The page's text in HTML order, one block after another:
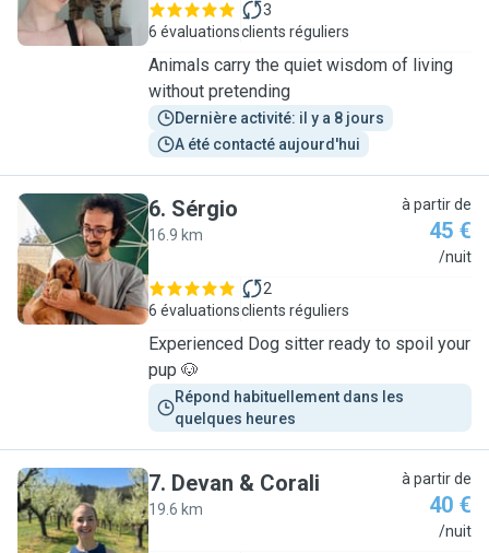
6 évaluations
3
clients réguliers
Animals carry the quiet wisdom of living
without pretending
Dernière activité: il y a 8 jours
A été contacté aujourd'hui
S
6. Sérgio
16.9 km
à partir de
45 €
/nuit
6 évaluations
2
clients réguliers
Experienced Dog sitter ready to spoil your
pup 🐶
Répond habituellement dans les
quelques heures
D
7. Devan & Corali
19.6 km
à partir de
40 €
/nuit